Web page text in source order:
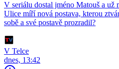
V seriálu dostal jméno Matouš a už
Ulice míří nová postava, kterou
sobě a své postavě prozradil?
V Telce
dnes, 13:42